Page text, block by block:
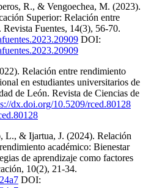
R., & Vengoechea, M. (2023).
Superior: Relación entre
Revista Fuentes, 14(3), 56-70.
DOI:
Relación entre rendimiento
en estudiantes universitarios de
de León. Revista de Ciencias de
dx.doi.org/10.5209/rced.80128
L., & Ijartua, J. (2024). Relación
académico: Bienestar
de aprendizaje como factores
10(2), 21-34.
DOI: